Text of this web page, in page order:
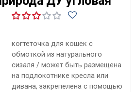
когтеточка для кошек с
обмоткой из натурального
сизаля / может быть размещена
на подлокотнике кресла или
дивана, закрепелена с помощью